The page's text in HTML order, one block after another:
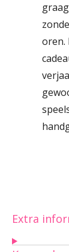
oren.
Extra